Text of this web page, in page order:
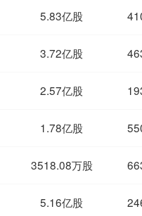
5.83亿股
3.72亿股
2.57亿股
1.78亿股
3518.08万股
5.16亿股